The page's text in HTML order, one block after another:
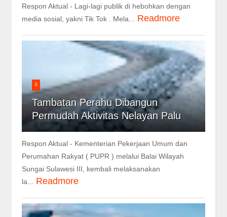
Respon Aktual - Lagi-lagi publik di hebohkan dengan
media sosial, yakni Tik Tok . Mela...
Readmore
3
Tambatan Perahu Dibangun
Permudah Aktivitas Nelayan Palu
Respon Aktual - Kementerian Pekerjaan Umum dan
Perumahan Rakyat ( PUPR ) melalui Balai Wilayah
Sungai Sulawesi III, kembali melaksanakan
la...
Readmore